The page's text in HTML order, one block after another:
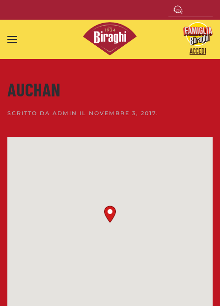
Skip to main content
ACCEDI
AUCHAN
SCRITTO DA ADMIN IL NOVEMBRE 3, 2017.